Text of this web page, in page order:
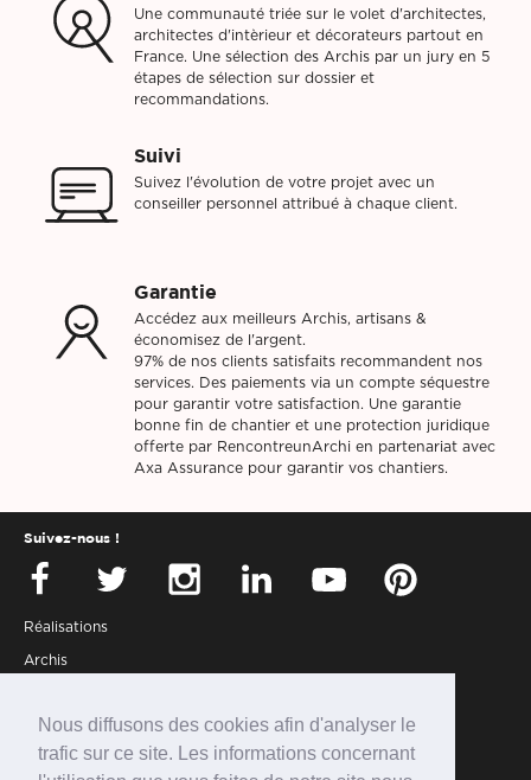
Nous diffusons des cookies afin d'analyser le
trafic sur ce site. Les informations concernant
Une communauté triée sur le volet d'architectes,
architectes d'intèrieur et décorateurs partout en
France. Une sélection des Archis par un jury en 5
étapes de sélection sur dossier et
recommandations.
Suivi
Suivez l'évolution de votre projet avec un
conseiller personnel attribué à chaque client.
Garantie
Accédez aux meilleurs Archis, artisans &
économisez de l'argent.
97% de nos clients satisfaits recommandent nos
services. Des paiements via un compte séquestre
pour garantir votre satisfaction. Une garantie
bonne fin de chantier et une protection juridique
offerte par RencontreunArchi en partenariat avec
Axa Assurance pour garantir vos chantiers.
Réalisations
Archis
Partenaires
Connexion
Suivez-nous !